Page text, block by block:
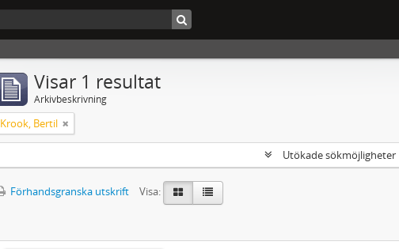
Visar 1 resultat
Arkivbeskrivning
Krook, Bertil
Utökade sökmöjligheter
Förhandsgranska utskrift
Visa: